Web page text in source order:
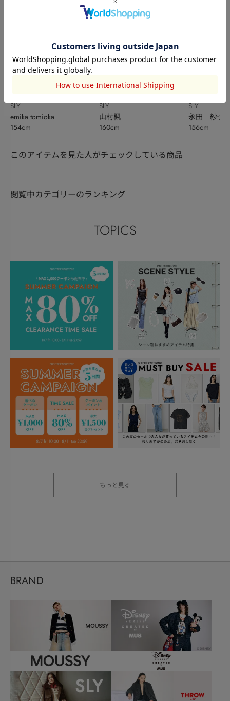
SLY
emika tomioka
154cm
SLY
山村楓
160cm
SLY
永田 紗也
156cm
このアイテムを見た人がチェックしている商品
閲覧中カテゴリーのランキング
TOPICS
もっと見る
BRAND